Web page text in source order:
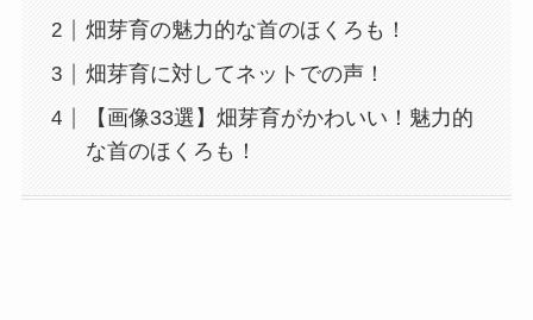
畑芽育の魅力的な首のほくろも！
畑芽育に対してネットでの声！
【画像33選】畑芽育がかわいい！魅力的
な首のほくろも！